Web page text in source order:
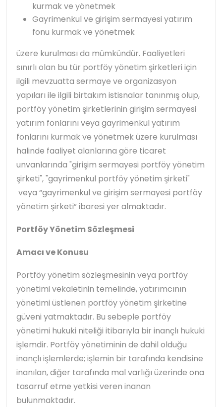
kurmak ve yönetmek
Gayrimenkul ve girişim sermayesi yatırım
fonu kurmak ve yönetmek
üzere kurulması da mümkündür. Faaliyetleri
sınırlı olan bu tür portföy yönetim şirketleri için
ilgili mevzuatta sermaye ve organizasyon
yapıları ile ilgili birtakım istisnalar tanınmış olup,
portföy yönetim şirketlerinin girişim sermayesi
yatırım fonlarını veya gayrimenkul yatırım
fonlarını kurmak ve yönetmek üzere kurulması
halinde faaliyet alanlarına göre ticaret
unvanlarında "girişim sermayesi portföy yönetim
şirketi", "gayrimenkul portföy yönetim şirketi"
veya “gayrimenkul ve girişim sermayesi portföy
yönetim şirketi” ibaresi yer almaktadır.
Portföy Yönetim Sözleşmesi
Amacı ve Konusu
Portföy yönetim sözleşmesinin veya portföy
yönetimi vekaletinin temelinde, yatırımcının
yönetimi üstlenen portföy yönetim şirketine
güveni yatmaktadır. Bu sebeple portföy
yönetimi hukuki niteliği itibarıyla bir inançlı hukuki
işlemdir. Portföy yönetiminin de dahil olduğu
inançlı işlemlerde; işlemin bir tarafında kendisine
inanılan, diğer tarafında mal varlığı üzerinde ona
tasarruf etme yetkisi veren inanan
bulunmaktadır.